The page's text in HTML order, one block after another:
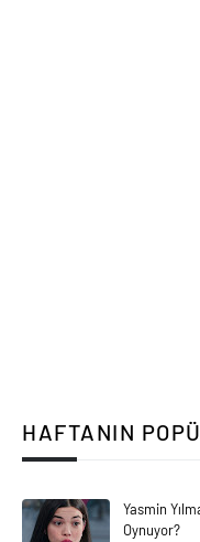
HAFTANIN
Yasmin
Oynuyor?